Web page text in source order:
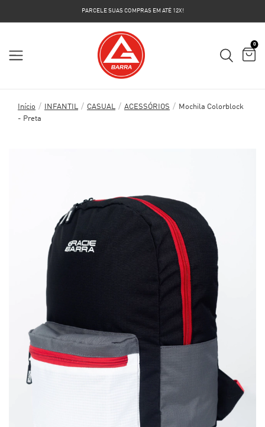
PARCELE SUAS COMPRAS EM ATÉ 12X!
0
Início / INFANTIL / CASUAL / ACESSÓRIOS /
Mochila Colorblock
- Preta